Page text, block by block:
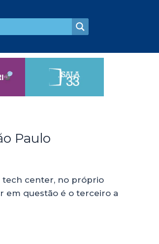
Paulo
tech center, no próprio
em questão é o terceiro a